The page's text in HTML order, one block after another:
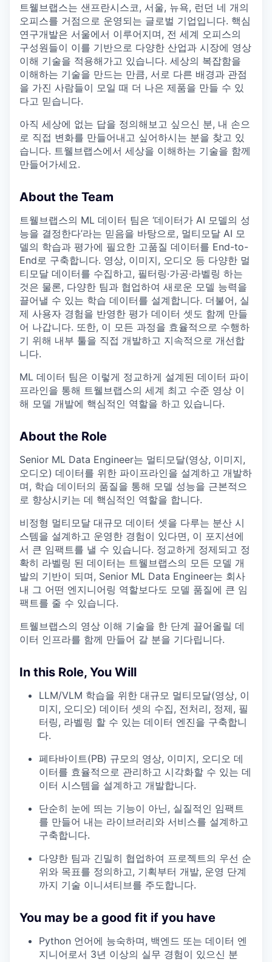
트웰브랩스는 샌프란시스코, 서울, 뉴욕, 런던 네 개의
오피스를 거점으로 운영되는 글로벌 기업입니다. 핵심
연구개발은 서울에서 이루어지며, 전 세계 오피스의
구성원들이 이를 기반으로 다양한 산업과 시장에 영상
이해 기술을 적용해가고 있습니다. 세상의 복잡함을
이해하는 기술을 만드는 만큼, 서로 다른 배경과 관점
을 가진 사람들이 모일 때 더 나은 제품을 만들 수 있
다고 믿습니다.
아직 세상에 없는 답을 정의해보고 싶으신 분, 내 손으
로 직접 변화를 만들어내고 싶어하시는 분을 찾고 있
습니다. 트웰브랩스에서 세상을 이해하는 기술을 함께
만들어가세요.
About the Team
트웰브랩스의 ML 데이터 팀은 ‘데이터가 AI 모델의 성
능을 결정한다’라는 믿음을 바탕으로, 멀티모달 AI 모
델의 학습과 평가에 필요한 고품질 데이터를 End-to-
End로 구축합니다. 영상, 이미지, 오디오 등 다양한 멀
티모달 데이터를 수집하고, 필터링·가공·라벨링 하는
것은 물론, 다양한 팀과 협업하여 새로운 모델 능력을
끌어낼 수 있는 학습 데이터를 설계합니다. 더불어, 실
제 사용자 경험을 반영한 평가 데이터 셋도 함께 만들
어 나갑니다. 또한, 이 모든 과정을 효율적으로 수행하
기 위해 내부 툴을 직접 개발하고 지속적으로 개선합
니다.
ML 데이터 팀은 이렇게 정교하게 설계된 데이터 파이
프라인을 통해 트웰브랩스의 세계 최고 수준 영상 이
해 모델 개발에 핵심적인 역할을 하고 있습니다.
About the Role
Senior ML Data Engineer는 멀티모달(영상, 이미지,
오디오) 데이터를 위한 파이프라인을 설계하고 개발하
며, 학습 데이터의 품질을 통해 모델 성능을 근본적으
로 향상시키는 데 핵심적인 역할을 합니다.
비정형 멀티모달 대규모 데이터 셋을 다루는 분산 시
스템을 설계하고 운영한 경험이 있다면, 이 포지션에
서 큰 임팩트를 낼 수 있습니다. 정교하게 정제되고 정
확히 라벨링 된 데이터는 트웰브랩스의 모든 모델 개
발의 기반이 되며, Senior ML Data Engineer는 회사
내 그 어떤 엔지니어링 역할보다도 모델 품질에 큰 임
팩트를 줄 수 있습니다.
트웰브랩스의 영상 이해 기술을 한 단계 끌어올릴 데
이터 인프라를 함께 만들어 갈 분을 기다립니다.
In this Role, You Will
LLM/VLM 학습을 위한 대규모 멀티모달(영상, 이
미지, 오디오) 데이터 셋의 수집, 전처리, 정제, 필
터링, 라벨링 할 수 있는 데이터 엔진을 구축합니
다.
페타바이트(PB) 규모의 영상, 이미지, 오디오 데
이터를 효율적으로 관리하고 시각화할 수 있는 데
이터 시스템을 설계하고 개발합니다.
단순히 눈에 띄는 기능이 아닌, 실질적인 임팩트
를 만들어 내는 라이브러리와 서비스를 설계하고
구축합니다.
다양한 팀과 긴밀히 협업하여 프로젝트의 우선 순
위와 목표를 정의하고, 기획부터 개발, 운영 단계
까지 기술 이니셔티브를 주도합니다.
You may be a good fit if you have
Python 언어에 능숙하며, 백엔드 또는 데이터 엔
지니어로서 3년 이상의 실무 경험이 있으신 분